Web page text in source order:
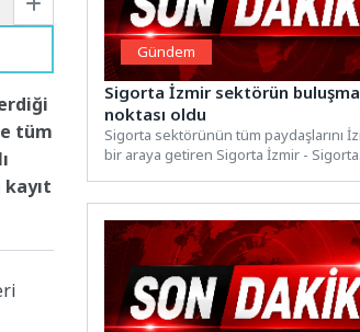
tüm
Gündem
Sigorta İzmir sektörün buluşma
noktası oldu
Sigorta sektörünün tüm paydaşlarını
bir araya getiren Sigorta İzmir - Sigorta